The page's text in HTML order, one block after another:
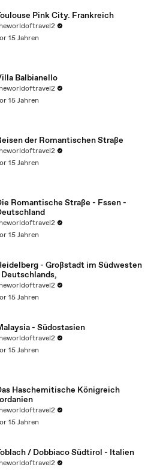
Pink City. Frankreich
15 Jahren
Balbianello
15 Jahren
der Romantischen Straße
15 Jahren
Romantische Straße - Fssen -
15 Jahren
- Großstadt im Südwesten
- Deutschlands,
15 Jahren
Malaysia - Südostasien
15 Jahren
Haschemitische Königreich
15 Jahren
/ Dobbiaco Südtirol - Italien